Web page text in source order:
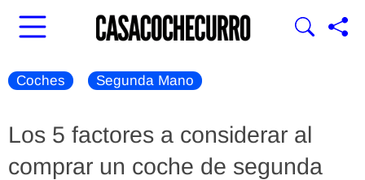
Coches Segunda Mano
Los 5 factores a considerar al
comprar un coche de segunda